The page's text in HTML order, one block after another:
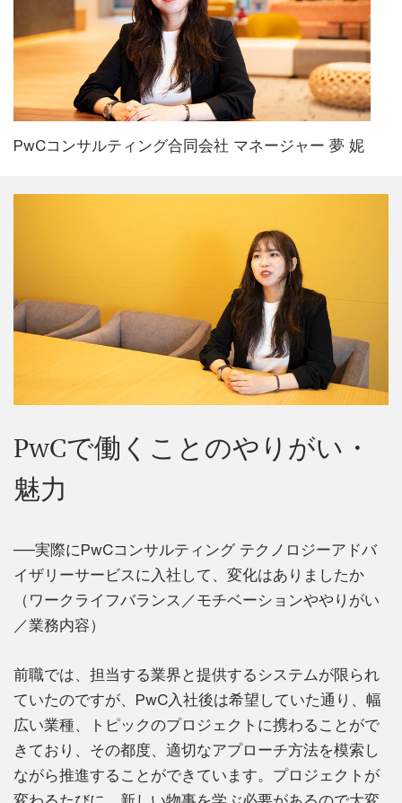
PwCコンサルティング合同会社 マネージャー 夢 妮
PwCで働くことのやりがい・
魅力
──実際にPwCコンサルティング テクノロジーアドバ
イザリーサービスに入社して、変化はありましたか
（ワークライフバランス／モチベーションややりがい
／業務内容）
前職では、担当する業界と提供するシステムが限られ
ていたのですが、PwC入社後は希望していた通り、幅
広い業種、トピックのプロジェクトに携わることがで
きており、その都度、適切なアプローチ方法を模索し
ながら推進することができています。プロジェクトが